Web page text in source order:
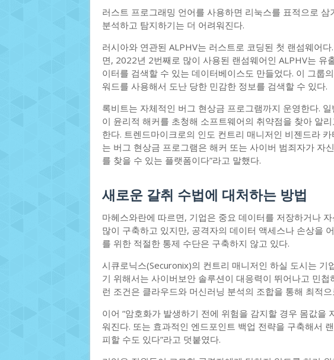
러스트 프로그래밍 언어를 사용하면 리눅스를 표적으로
분석하고 탐지하기는 더 어려워진다.
러시아와 연관된 ALPHV는 러스트로 코딩된 첫 랜섬웨어
면, 2022년 2번째로 많이 사용된 랜섬웨어인 ALPHV는 유
이터를 검색할 수 있는 데이터베이스도 만들었다. 이 그룹
워드를 사용해서 도난 당한 민감한 정보를 검색할 수 있다.
록비트는 자체적인 버그 현상금 프로그램까지 운영한다.
이 윤리적 해커를 초청해 소프트웨어의 취약점을 찾아 알
한다. 트렌드마이크로의 인도 컨트리 매니저인 비젠드라
는 버그 현상금 프로그램은 해커 또는 사이버 범죄자가 자
를 찾을 수 있는 플랫폼이다”라고 말했다.
새로운 갈취 수법에 대처하는 방법
마헤스와란에 따르면, 기업은 중요 데이터를 저장하거나
많이 구축하고 있지만, 공격자의 데이터 액세스나 손상을
를 위한 적절한 통제 수단은 구축하지 않고 있다.
시큐로닉스(Securonix)의 컨트리 매니저인 하실 도시는
기 위해서는 사이버보안 솔루션이 대응력이 뛰어나고 민
런 조건은 클라우드와 머신러닝 분석의 조합을 통해 최적
이어 “암호화가 발생하기 전에 위험을 감지할 경우 몸값을
워진다. 또는 효과적인 엔드포인트 백업 전략을 구축해서
피할 수도 있다”라고 덧붙였다.